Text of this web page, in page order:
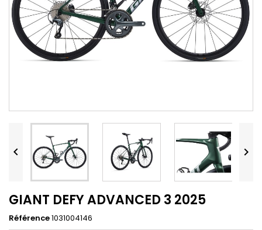
 
GIANT DEFY ADVANCED 3 2025
Référence1031004146